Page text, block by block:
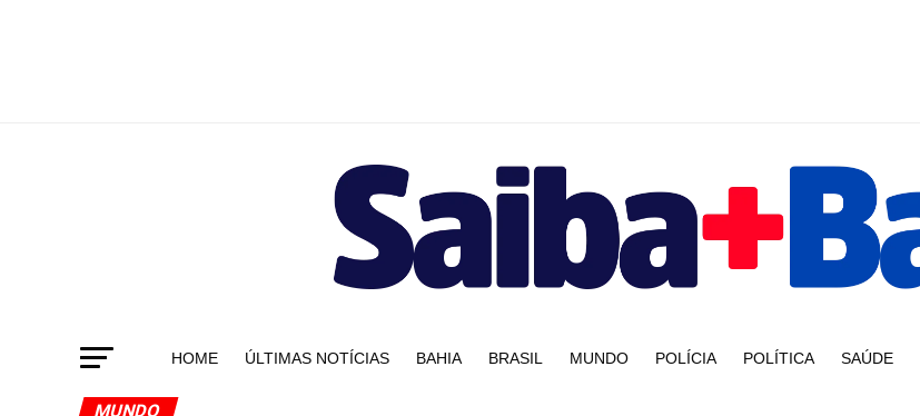
HOME ÚLTIMAS NOTÍCIAS BAHIA BRASIL MUNDO POLÍCIA POLÍTICA SAÚDE
MUNDO